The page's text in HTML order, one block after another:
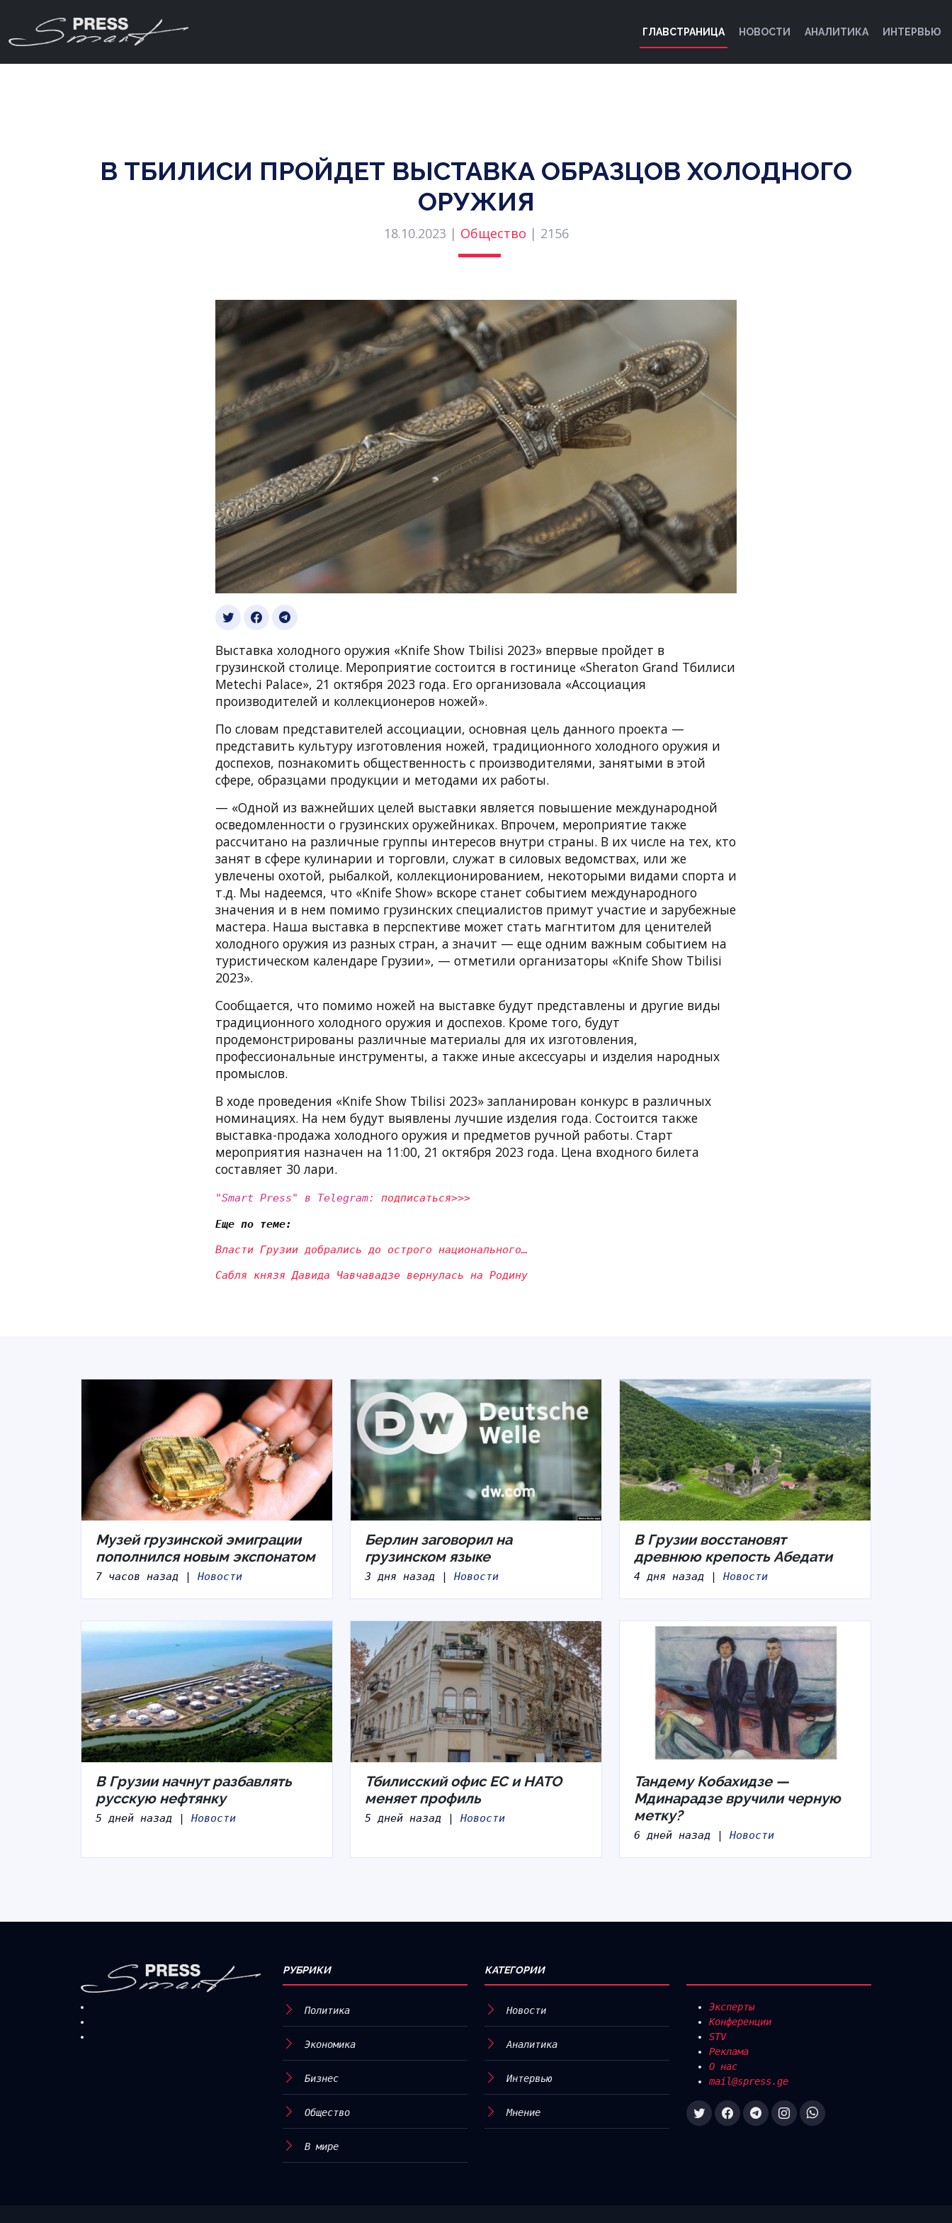
ГЛАВСТРАНИЦА НОВОСТИ АНАЛИТИКА ИНТЕРВЬЮ
В ТБИЛИСИ ПРОЙДЕТ ВЫСТАВКА ОБРАЗЦОВ ХОЛОДНОГО
ОРУЖИЯ
18.10.2023 | Общество | 2156
Выставка холодного оружия «Knife Show Tbilisi 2023» впервые пройдет в
грузинской столице. Мероприятие состоится в гостинице «Sheraton Grand Тбилиси
Metechi Palace», 21 октября 2023 года. Его организовала «Ассоциация
производителей и коллекционеров ножей».
По словам представителей ассоциации, основная цель данного проекта —
представить культуру изготовления ножей, традиционного холодного оружия и
доспехов, познакомить общественность с производителями, занятыми в этой
сфере, образцами продукции и методами их работы.
— «Одной из важнейших целей выставки является повышение международной
осведомленности о грузинских оружейниках. Впрочем, мероприятие также
рассчитано на различные группы интересов внутри страны. В их числе на тех, кто
занят в сфере кулинарии и торговли, служат в силовых ведомствах, или же
увлечены охотой, рыбалкой, коллекционированием, некоторыми видами спорта и
т.д. Мы надеемся, что «Knife Show» вскоре станет событием международного
значения и в нем помимо грузинских специалистов примут участие и зарубежные
мастера. Наша выставка в перспективе может стать магнтитом для ценителей
холодного оружия из разных стран, а значит — еще одним важным событием на
туристическом календаре Грузии», — отметили организаторы «Knife Show Tbilisi
2023».
Сообщается, что помимо ножей на выставке будут представлены и другие виды
традиционного холодного оружия и доспехов. Кроме того, будут
продемонстрированы различные материалы для их изготовления,
профессиональные инструменты, а также иные аксессуары и изделия народных
промыслов.
В ходе проведения «Knife Show Tbilisi 2023» запланирован конкурс в различных
номинациях. На нем будут выявлены лучшие изделия года. Состоится также
выставка-продажа холодного оружия и предметов ручной работы. Старт
мероприятия назначен на 11:00, 21 октября 2023 года. Цена входного билета
составляет 30 лари.
"Smart Press" в Telegram: подписаться>>>
Еще по теме:
Власти Грузии добрались до острого национального…
Сабля князя Давида Чавчавадзе вернулась на Родину
Музей грузинской эмиграции
пополнился новым экспонатом
7 часов назад | Новости
Берлин заговорил на
грузинском языке
3 дня назад | Новости
В Грузии восстановят
древнюю крепость Абедати
4 дня назад | Новости
В Грузии начнут разбавлять
русскую нефтянку
5 дней назад | Новости
Тбилисский офис ЕС и НАТО
меняет профиль
5 дней назад | Новости
Тандему Кобахидзе —
Мдинарадзе вручили черную
метку?
6 дней назад | Новости
РУБРИКИ
Политика
Экономика
Бизнес
Общество
В мире
КАТЕГОРИИ
Новости
Аналитика
Интервью
Мнение
Эксперты
Конференции
STV
Реклама
О нас
mail@spress.ge